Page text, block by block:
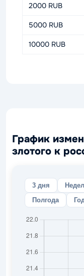
2000 RUB
5000 RUB
10000 RUB
График
злотого к
3 дня
Полгода